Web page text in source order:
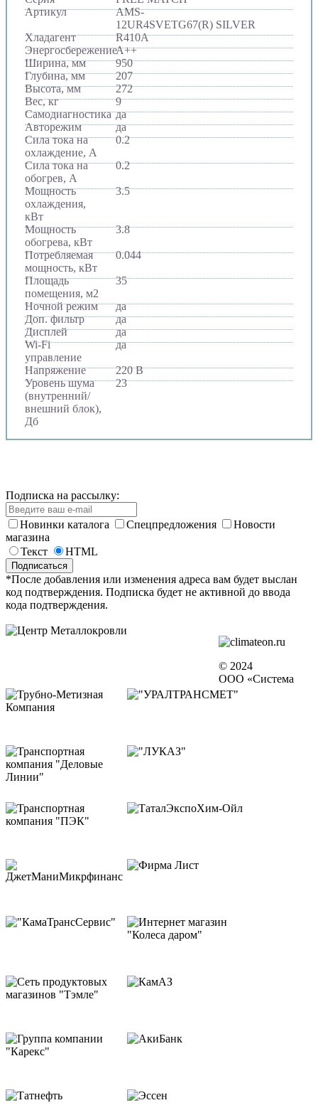
Артикул
AMS-
12UR4SVETG67(R) SILVER
Хладагент
R410A
ЭнергосбережениеA++
Ширина, мм
950
Глубина, мм
207
Высота, мм
272
Вес, кг
9
Самодиагностика да
Авторежим
да
Сила тока на
охлаждение, А
0.2
Сила тока на
обогрев, А
0.2
Мощность
охлаждения,
кВт
3.5
Мощность
обогрева, кВт
3.8
Потребляемая
мощность, кВт
0.044
Площадь
помещения, м2
35
Ночной режим
да
Доп. фильтр
да
Дисплей
да
Wi-Fi
управление
да
Напряжение
220 В
Уровень шума
(внутренний/
внешний блок),
Дб
23
Подписка на рассылку:
Новинки каталога Спецпредложения
Новости
магазина
Текст
HTML
*После добавления или изменения адреса вам будет выслан
код подтверждения. Подписка будет не активной до ввода
кода подтверждения.
© 2024
ООО «Система